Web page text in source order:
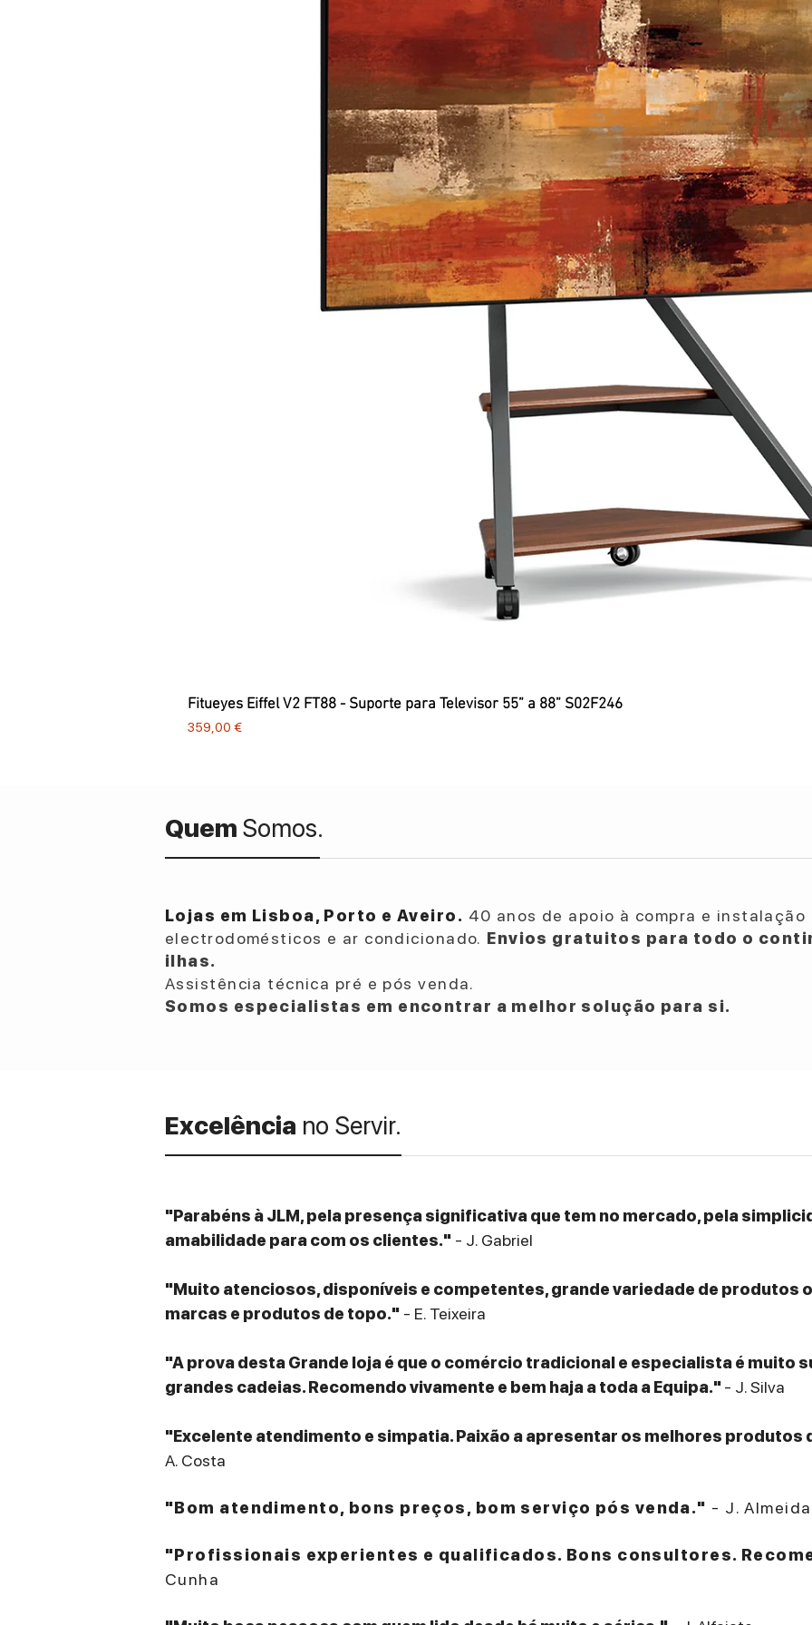
Fitueyes Eiffel V2 FT88 - Suporte para Televisor 55” a 88” S02F246
Preço
359,00 €
Quem Somos.
Lojas em Lisboa, Porto e Aveiro. 40 anos de apoio à compra e instalação
electrodomésticos e ar condicionado. Envios gratuitos para todo o
ilhas.
Assistência técnica pré e pós venda.
Somos especialistas em encontrar a melhor solução para si.
Excelência no Servir.
"Parabéns à JLM, pela presença significativa que tem no mercado, pela
amabilidade para com os clientes." - J. Gabriel
"Muito atenciosos, disponíveis e competentes, grande variedade de produtos
marcas e produtos de topo." - E. Teixeira
"A prova desta Grande loja é que o comércio tradicional e especialista é muito
grandes cadeias. Recomendo vivamente e bem haja a toda a Equipa."- J. Silva
"Excelente atendimento e simpatia. Paixão a apresentar os melhores produtos
A. Costa
"Bom atendimento, bons preços, bom serviço pós venda." - J. Almeida
"Profissionais experientes e qualificados. Bons consultores.
Cunha